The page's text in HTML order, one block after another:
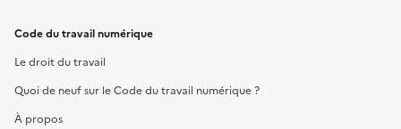
Code du travail numérique
Le droit du travail
Quoi de neuf sur le Code du travail numérique ?
À propos